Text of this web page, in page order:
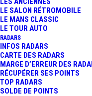
LE SALON RÉTROMOBILE
LE MANS CLASSIC
LE TOUR AUTO
RADARS
INFOS RADARS
CARTE DES RADARS
MARGE D’ERREUR DES
RÉCUPÉRER SES POINTS
TOP RADARS
SOLDE DE POINTS
UN RARE
2